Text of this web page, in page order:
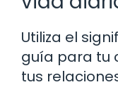
Utiliza el
guía para tu
tus